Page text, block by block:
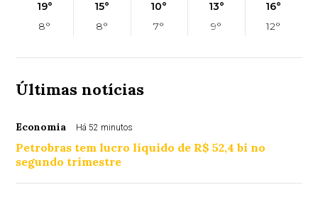
19°
8°
15°
8°
10°
7°
13°
9°
16°
12°
Últimas notícias
Economia Há 52 minutos
Petrobras tem lucro líquido de R$ 52,4 bi no
segundo trimestre